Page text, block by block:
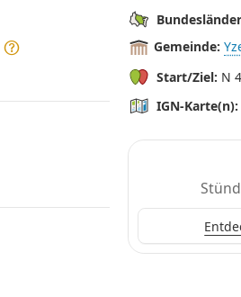
Gemeinde:
Start/Ziel: N
IGN-Karte(n):